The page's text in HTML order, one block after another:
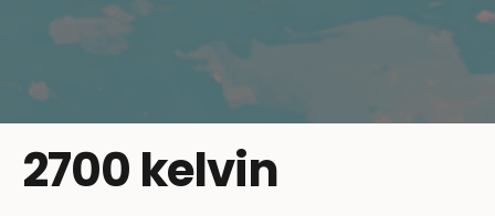
2700 kelvin